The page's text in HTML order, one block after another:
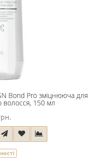
Bond Pro зміцнююча для
волосся, 150 мл